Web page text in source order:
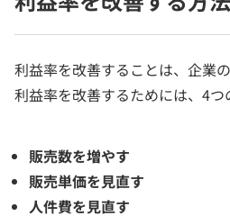
利益率を改善することは、企業
利益率を改善するためには、4つ
販売数を増やす
販売単価を見直す
人件費を見直す